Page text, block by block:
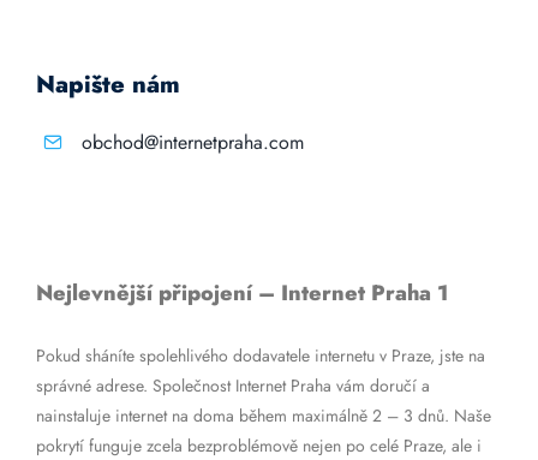
Napište nám
obchod@internetpraha.com
Nejlevnější připojení – Internet Praha 1
Pokud sháníte spolehlivého dodavatele internetu v Praze, jste na
správné adrese. Společnost Internet Praha vám doručí a
nainstaluje internet na doma během maximálně 2 – 3 dnů. Naše
pokrytí funguje zcela bezproblémově nejen po celé Praze, ale i